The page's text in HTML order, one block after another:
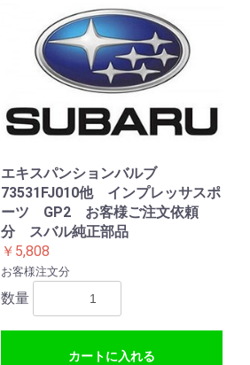
エキスパンションバルブ
73531FJ010他 インプレッサスポ
ーツ GP2 お客様ご注文依頼
分 スバル純正部品
￥5,808
お客様注文分
数量
カートに入れる